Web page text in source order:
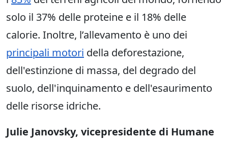
solo il 37% delle proteine e il 18% delle
calorie. Inoltre, l’allevamento è uno dei
principali motori della deforestazione,
dell'estinzione di massa, del degrado del
suolo, dell'inquinamento e dell'esaurimento
delle risorse idriche.
Julie Janovsky, vicepresidente di Humane